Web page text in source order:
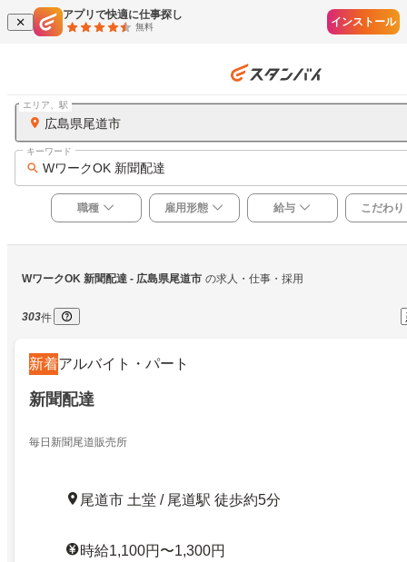
アプリで快適に仕事探し
無料 インストール
広島県尾道市
エリア、駅
WワークOK 新聞配達
キーワード
職種 雇用形態 給与 こだわり
WワークOK 新聞配達 - 広島県尾道市 の求人・仕事・採用
303件
新着アルバイト・パート
新聞配達
毎日新聞尾道販売所
尾道市 土堂 / 尾道駅 徒歩約5分
時給1,100円〜1,300円